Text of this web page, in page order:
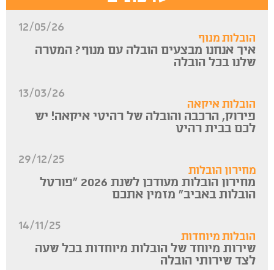
12/05/26
הובלות מנוף
איך אנחנו מבצעים הובלה עם מנוף? המטרה
שלנו בכל הובלה
13/03/26
הובלות איקאה
פירוק, הרכבה והובלה של רהיטי איקאה! יש
לכם בבית רהיט
29/12/25
מחירון הובלות
מחירון הובלות מעודכן לשנת 2026 “פורטל
הובלות באביב” מזמין אתכם
14/11/25
הובלות מיוחדות
שירות מיוחד של הובלות מיוחדות בכל שעה
לצד שירותי הובלה